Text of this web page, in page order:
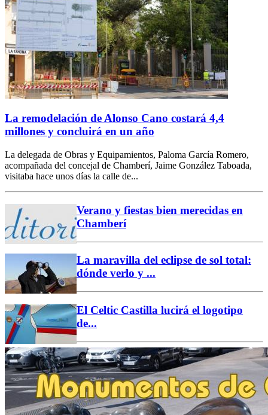
La remodelación de Alonso Cano costará 4,4
millones y concluirá en un año
La delegada de Obras y Equipamientos, Paloma García Romero,
acompañada del concejal de Chamberí, Jaime González Taboada,
visitaba hace unos días la calle de...
Verano y fiestas bien merecidas en
Chamberí
La maravilla del eclipse de sol total:
dónde verlo y ...
El Celtic Castilla lucirá el logotipo
de...